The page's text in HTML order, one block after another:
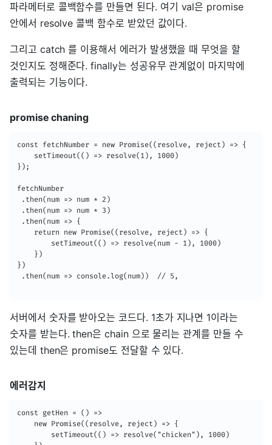
파라메터로 콜백함수를 만들면 된다. 여기 val은 promise
안에서 resolve 콜백 함수로 받았던 값이다.
그리고 catch 를 이용해서 에러가 발생했을 때 무엇을 할
것인지도 정해준다. finally는 성공유무 관계없이 마지막에
출력되는 기능이다.
promise chaning
const fetchNumber = new Promise((resolve, reject) => {
    setTimeout(() => resolve(1), 1000)
});
fetchNumber
.then(num => num * 2)
.then(num => num * 3)
.then(num => {
    return new Promise((resolve, reject) => {
        setTimeout(() => resolve(num - 1), 1000)
    })
})
.then(num => console.log(num))  // 5,
서버에서 숫자를 받아오는 코드다. 1초가 지나면 1이라는
숫자를 받는다. then은 chain 으로 물리는 관계를 만들 수
있는데 then은 promise도 전달할 수 있다.
에러감지
const getHen = () =>
    new Promise((resolve, reject) => {
        setTimeout(() => resolve("chicken"), 1000)